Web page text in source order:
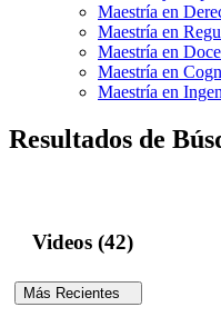
Maestría en
Maestría en
Maestría en
Maestría en
Maestría en
Resultados de
Videos (42)
Más Recientes